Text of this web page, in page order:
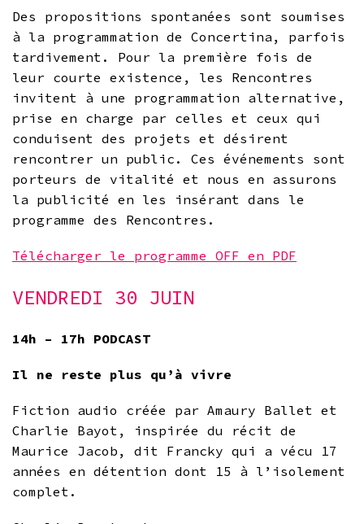
Des propositions spontanées sont soumises
à la programmation de Concertina, parfois
tardivement. Pour la première fois de
leur courte existence, les Rencontres
invitent à une programmation alternative,
prise en charge par celles et ceux qui
conduisent des projets et désirent
rencontrer un public. Ces événements sont
porteurs de vitalité et nous en assurons
la publicité en les insérant dans le
programme des Rencontres.
Télécharger le programme OFF en PDF
VENDREDI 30 JUIN
14h – 17h PODCAST
Il ne reste plus qu’à vivre
Fiction audio créée par Amaury Ballet et
Charlie Bayot, inspirée du récit de
Maurice Jacob, dit Francky qui a vécu 17
années en détention dont 15 à l’isolement
complet.